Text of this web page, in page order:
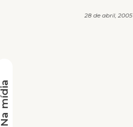
28 de abril, 2005